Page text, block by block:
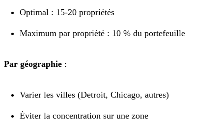
Optimal : 15-20 propriétés
Maximum par propriété : 10 % du portefeuille
Par géographie :
Varier les villes (Detroit, Chicago, autres)
Éviter la concentration sur une zone